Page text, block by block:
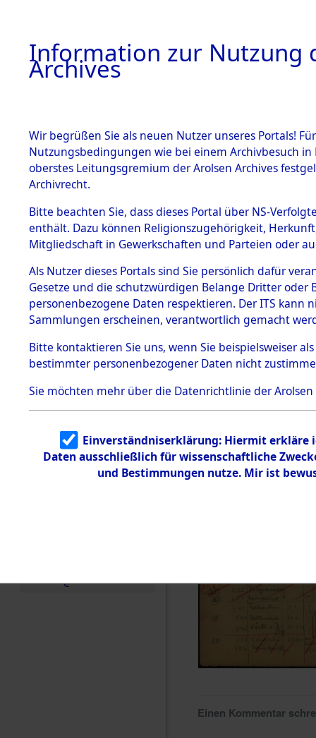
BESTÄNDE
1.
mente
5. Verschiedenes
5.3
Todesmärsche
5.3.1 Alliierte
Erhebungen
zu
Todesmärsch
en
5.3.2
Identifizierun
g
5.3.3
Todesmärsch
e
Einen Kommentar
Information zur Nutzung
Archives
Wir begrüßen Sie als neuen Nutzer unseres Portals!
Nutzungsbedingungen wie bei einem Archivbesuch
oberstes Leitungsgremium der Arolsen Archives
Archivrecht.
Bitte beachten Sie, dass dieses Portal über NS-
enthält. Dazu können Religionszugehörigkeit,
Mitgliedschaft in Gewerkschaften und Parteien oder
Als Nutzer dieses Portals sind Sie persönlich dafür
Gesetze und die schutzwürdigen Belange Dritter
personenbezogene Daten respektieren. Der ITS
Sammlungen erscheinen, verantwortlich gemacht
Bitte kontaktieren Sie uns, wenn Sie beispielsweiser
bestimmter personenbezogener Daten nicht
Sie möchten mehr über die Datenrichtlinie der Arolsen
Einverständniserklärung: Hiermit erkläre
Daten ausschließlich für wissenschaftliche
und Bestimmungen nutze. Mir ist